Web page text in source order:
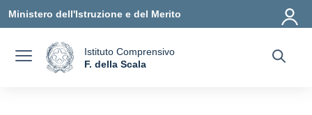
Ministero dell'Istruzione e del Merito
Istituto Comprensivo
F. della Scala